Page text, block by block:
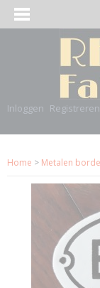
Inloggen Registreren
Home > Metalen